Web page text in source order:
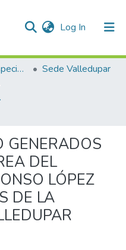
Log In (current)
Trabajos de Grado (Especializaciones y Pregrados)
Sede Valledupar
GENERADOS
DEL
LÓPEZ
DE LA